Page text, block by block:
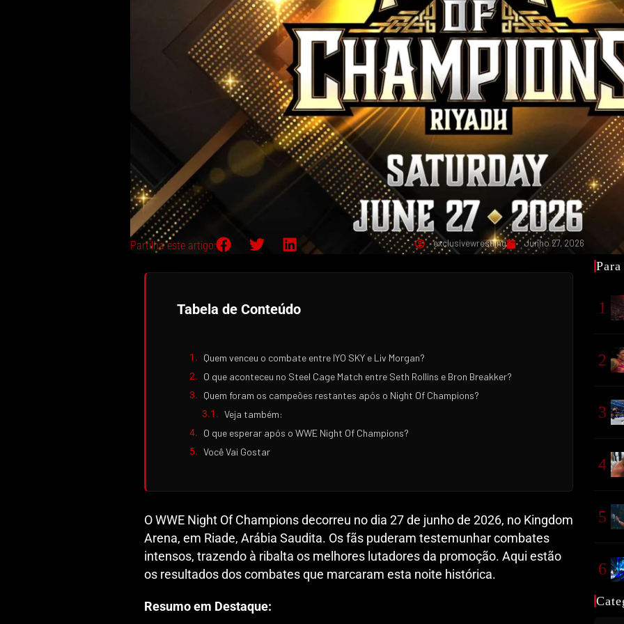
Partilha este artigo: exclusivewrestling Junho 27, 2026
Tabela de Conteúdo
Quem venceu o combate entre IYO SKY e Liv Morgan?
O que aconteceu no Steel Cage Match entre Seth Rollins e Bron Breakker?
Quem foram os campeões restantes após o Night Of Champions?
Veja também:
O que esperar após o WWE Night Of Champions?
Você Vai Gostar
O WWE Night Of Champions decorreu no dia 27 de junho de 2026, no Kingdom
Arena, em Riade, Arábia Saudita. Os fãs puderam testemunhar combates
intensos, trazendo à ribalta os melhores lutadores da promoção. Aqui estão
os resultados dos combates que marcaram esta noite histórica.
Resumo em Destaque:
1
2
3
4
5
6